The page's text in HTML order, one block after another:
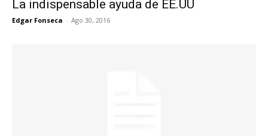
La indispensable ayuda de EE.UU
Edgar Fonseca - Ago 30, 2016